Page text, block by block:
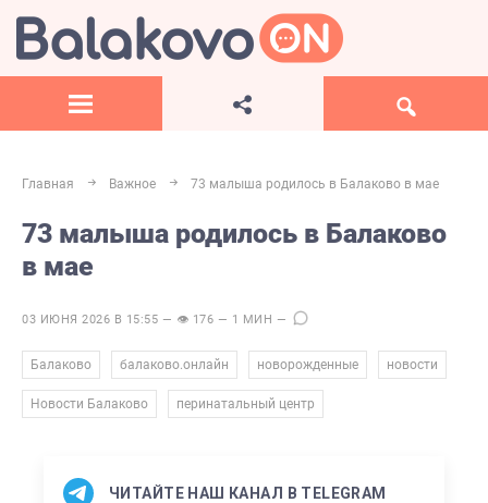
Главная Важное 73 малыша родилось в Балаково в мае
73 малыша родилось в Балаково
в мае
03 ИЮНЯ 2026 В 15:55 — 👁 176 — 1 МИН —
Балаково балаково.онлайн новорожденные новости
Новости Балаково перинатальный центр
ЧИТАЙТЕ НАШ КАНАЛ В TELEGRAM